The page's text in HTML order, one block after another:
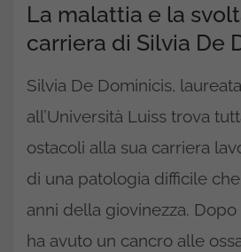
La malattia e la
carriera di Silvia De
Silvia De Dominicis,
all’Università Luiss trova
ostacoli alla sua carriera
di una patologia difficile
anni della giovinezza.
ha avuto un cancro alle